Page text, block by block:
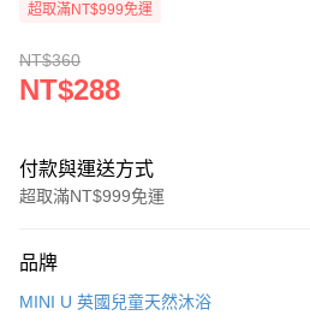
超取滿NT$999免運
NT$360
NT$288
付款與運送方式
超取滿NT$999免運
信用卡一次付款
品牌
MINI U 英國兒童天然沐浴